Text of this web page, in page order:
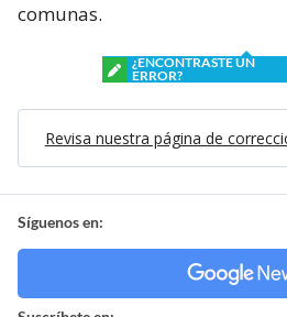
comunas.
¿ENCONTRASTE UN
ERROR?
Revisa nuestra página de
Síguenos en: